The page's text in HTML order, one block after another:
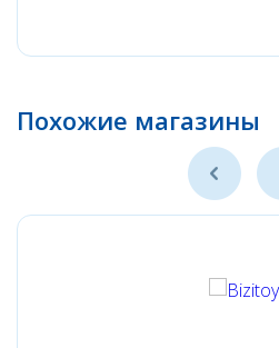
Похожие магазины